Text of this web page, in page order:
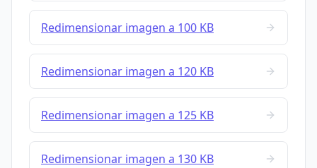
Redimensionar imagen a 100 KB
Redimensionar imagen a 120 KB
Redimensionar imagen a 125 KB
Redimensionar imagen a 130 KB